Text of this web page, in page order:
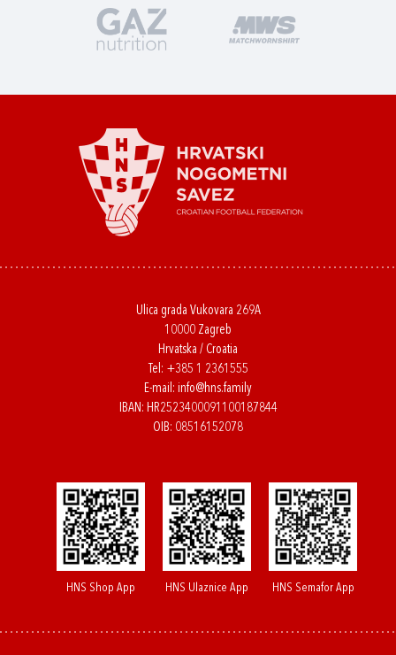
Ulica grada Vukovara 269A
10000 Zagreb
Hrvatska / Croatia
Tel: +385 1 2361555
E-mail: info@hns.family
IBAN: HR2523400091100187844
OIB: 08516152078
HNS Shop App HNS Ulaznice App HNS Semafor App